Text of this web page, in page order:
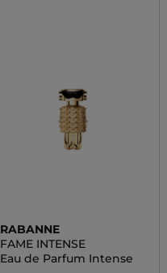
RABANNE
FAME INTENSE
Eau de Parfum Intense